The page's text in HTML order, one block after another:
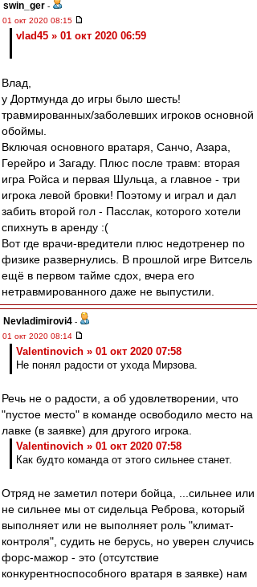
swin_ger -
01 окт 2020 08:15
vlad45 » 01 окт 2020 06:59
Влад,
у Дортмунда до игры было шесть!
травмированных/заболевших игроков основной
обоймы.
Включая основного вратаря, Санчо, Азара,
Герейро и Загаду. Плюс после травм: вторая
игра Ройса и первая Шульца, а главное - три
игрока левой бровки! Поэтому и играл и дал
забить второй гол - Пасслак, которого хотели
спихнуть в аренду :(
Вот где врачи-вредители плюс недотренер по
физике развернулись. В прошлой игре Витсель
ещё в первом тайме сдох, вчера его
нетравмированного даже не выпустили.
Nevladimirovi4 -
01 окт 2020 08:14
Valentinovich » 01 окт 2020 07:58
Не понял радости от ухода Мирзова.
Речь не о радости, а об удовлетворении, что
"пустое место" в команде освободило место на
лавке (в заявке) для другого игрока.
Valentinovich » 01 окт 2020 07:58
Как будто команда от этого сильнее станет.
Отряд не заметил потери бойца, ...сильнее или
не сильнее мы от сидельца Реброва, который
выполняет или не выполняет роль "климат-
контроля", судить не берусь, но уверен случись
форс-мажор - это (отсутствие
конкурентноспособного вратаря в заявке) нам